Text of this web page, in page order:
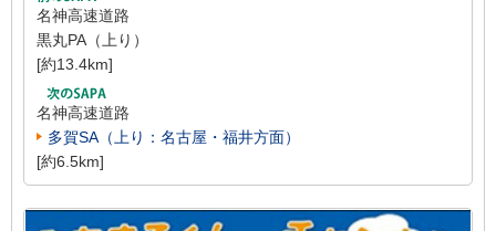
名神高速道路
黒丸PA（上り）
[約13.4km]
名神高速道路
多賀SA（上り：名古屋・福井方面）
[約6.5km]